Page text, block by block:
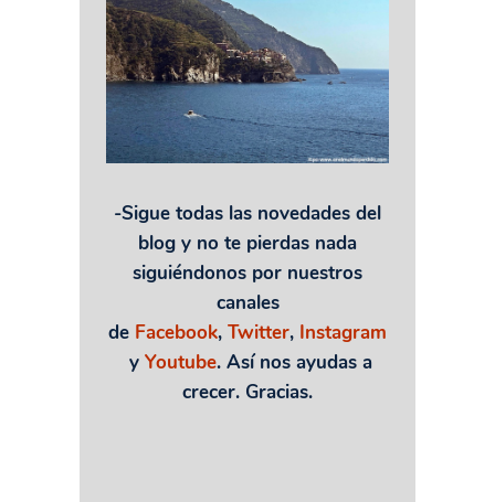
-Sigue todas las novedades del
blog y no te pierdas nada
siguiéndonos por nuestros
canales
de Facebook, Twitter, Instagram
y Youtube. Así nos ayudas a
crecer. Gracias.